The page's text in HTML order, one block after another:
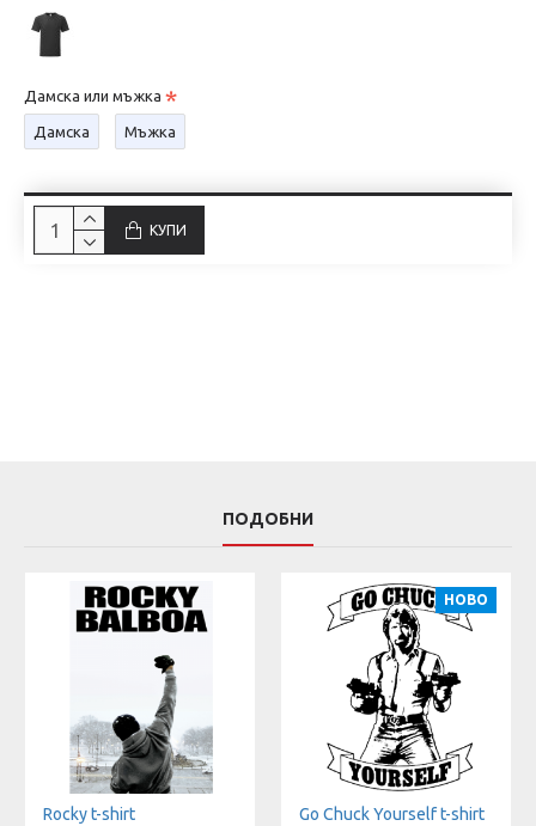
Дамска или мъжка
Дамска Мъжка
КУПИ
ПОДОБНИ
Rocky t-shirt
НОВО
Go Chuck Yourself t-shirt